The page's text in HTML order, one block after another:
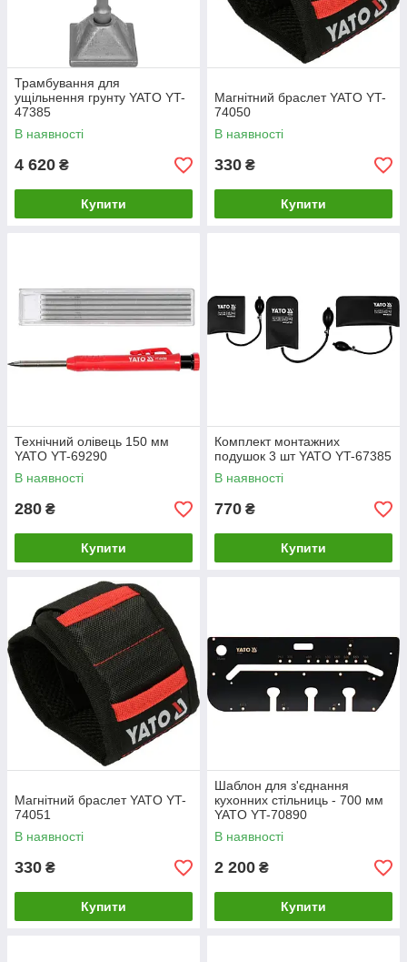
Трамбування для
ущільнення грунту YATO YT-
47385
В наявності
4 620 ₴
Купити
Магнітний браслет YATO YT-
74050
В наявності
330 ₴
Купити
Технічний олівець 150 мм
YATO YT-69290
В наявності
280 ₴
Купити
Комплект монтажних
подушок 3 шт YATO YT-67385
В наявності
770 ₴
Купити
Магнітний браслет YATO YT-
74051
В наявності
330 ₴
Купити
Шаблон для з'єднання
кухонних стільниць - 700 мм
YATO YT-70890
В наявності
2 200 ₴
Купити